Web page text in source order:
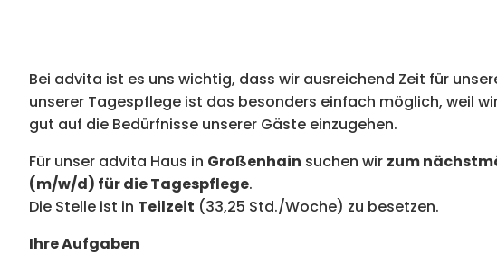
Bei advita ist es uns wichtig, dass wir ausreichend Zeit für
unserer Tagespflege ist das besonders einfach möglich, weil
gut auf die Bedürfnisse unserer Gäste einzugehen.
Für unser advita Haus in Großenhain suchen wir zum
(m/w/d) für die Tagespflege.
Die Stelle ist in Teilzeit (33,25 Std./Woche) zu besetzen.
Ihre Aufgaben